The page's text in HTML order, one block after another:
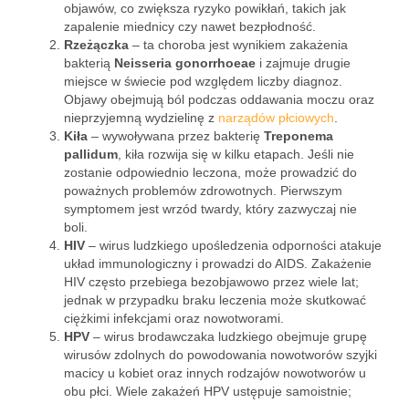
objawów, co zwiększa ryzyko powikłań, takich jak
zapalenie miednicy czy nawet bezpłodność.
Rzeżączka – ta choroba jest wynikiem zakażenia
bakterią Neisseria gonorrhoeae i zajmuje drugie
miejsce w świecie pod względem liczby diagnoz.
Objawy obejmują ból podczas oddawania moczu oraz
nieprzyjemną wydzielinę z narządów płciowych
Kiła – wywoływana przez bakterię Treponema
pallidum , kiła rozwija się w kilku etapach. Jeśli nie
zostanie odpowiednio leczona, może prowadzić do
poważnych problemów zdrowotnych. Pierwszym
symptomem jest wrzód twardy, który zazwyczaj nie
boli.
HIV – wirus ludzkiego upośledzenia odporności atakuje
układ immunologiczny i prowadzi do AIDS. Zakażenie
HIV często przebiega bezobjawowo przez wiele lat;
jednak w przypadku braku leczenia może skutkować
ciężkimi infekcjami oraz nowotworami.
HPV – wirus brodawczaka ludzkiego obejmuje grupę
wirusów zdolnych do powodowania nowotworów szyjki
macicy u kobiet oraz innych rodzajów nowotworów u
obu płci. Wiele zakażeń HPV ustępuje samoistnie;